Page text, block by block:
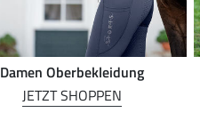
Damen Oberbekleidung
JETZT SHOPPEN